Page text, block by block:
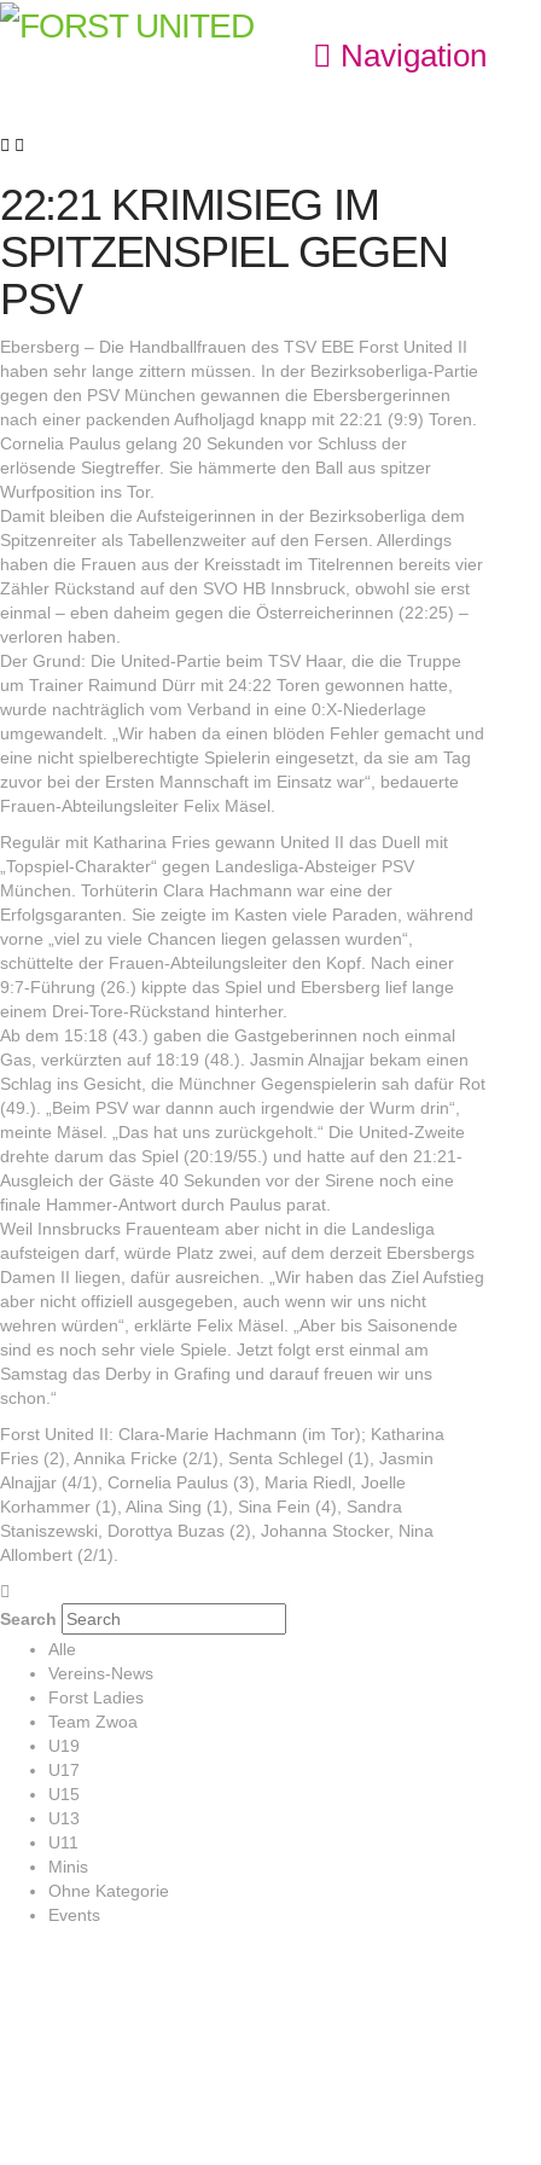
Navigation
22:21 KRIMISIEG IM
SPITZENSPIEL GEGEN
PSV
Ebersberg – Die Handballfrauen des TSV EBE Forst United II
haben sehr lange zittern müssen. In der Bezirksoberliga-Partie
gegen den PSV München gewannen die Ebersbergerinnen
nach einer packenden Aufholjagd knapp mit 22:21 (9:9) Toren.
Cornelia Paulus gelang 20 Sekunden vor Schluss der
erlösende Siegtreffer. Sie hämmerte den Ball aus spitzer
Wurfposition ins Tor.
Damit bleiben die Aufsteigerinnen in der Bezirksoberliga dem
Spitzenreiter als Tabellenzweiter auf den Fersen. Allerdings
haben die Frauen aus der Kreisstadt im Titelrennen bereits vier
Zähler Rückstand auf den SVO HB Innsbruck, obwohl sie erst
einmal – eben daheim gegen die Österreicherinnen (22:25) –
verloren haben.
Der Grund: Die United-Partie beim TSV Haar, die die Truppe
um Trainer Raimund Dürr mit 24:22 Toren gewonnen hatte,
wurde nachträglich vom Verband in eine 0:X-Niederlage
umgewandelt. „Wir haben da einen blöden Fehler gemacht und
eine nicht spielberechtigte Spielerin eingesetzt, da sie am Tag
zuvor bei der Ersten Mannschaft im Einsatz war“, bedauerte
Frauen-Abteilungsleiter Felix Mäsel.
Regulär mit Katharina Fries gewann United II das Duell mit
„Topspiel-Charakter“ gegen Landesliga-Absteiger PSV
München. Torhüterin Clara Hachmann war eine der
Erfolgsgaranten. Sie zeigte im Kasten viele Paraden, während
vorne „viel zu viele Chancen liegen gelassen wurden“,
schüttelte der Frauen-Abteilungsleiter den Kopf. Nach einer
9:7-Führung (26.) kippte das Spiel und Ebersberg lief lange
einem Drei-Tore-Rückstand hinterher.
Ab dem 15:18 (43.) gaben die Gastgeberinnen noch einmal
Gas, verkürzten auf 18:19 (48.). Jasmin Alnajjar bekam einen
Schlag ins Gesicht, die Münchner Gegenspielerin sah dafür Rot
(49.). „Beim PSV war dannn auch irgendwie der Wurm drin“,
meinte Mäsel. „Das hat uns zurückgeholt.“ Die United-Zweite
drehte darum das Spiel (20:19/55.) und hatte auf den 21:21-
Ausgleich der Gäste 40 Sekunden vor der Sirene noch eine
finale Hammer-Antwort durch Paulus parat.
Weil Innsbrucks Frauenteam aber nicht in die Landesliga
aufsteigen darf, würde Platz zwei, auf dem derzeit Ebersbergs
Damen II liegen, dafür ausreichen. „Wir haben das Ziel Aufstieg
aber nicht offiziell ausgegeben, auch wenn wir uns nicht
wehren würden“, erklärte Felix Mäsel. „Aber bis Saisonende
sind es noch sehr viele Spiele. Jetzt folgt erst einmal am
Samstag das Derby in Grafing und darauf freuen wir uns
schon.“
Forst United II: Clara-Marie Hachmann (im Tor); Katharina
Fries (2), Annika Fricke (2/1), Senta Schlegel (1), Jasmin
Alnajjar (4/1), Cornelia Paulus (3), Maria Riedl, Joelle
Korhammer (1), Alina Sing (1), Sina Fein (4), Sandra
Staniszewski, Dorottya Buzas (2), Johanna Stocker, Nina
Allombert (2/1).
Search
Alle
Vereins-News
Forst Ladies
Team Zwoa
U19
U17
U15
U13
U11
Minis
Ohne Kategorie
Events